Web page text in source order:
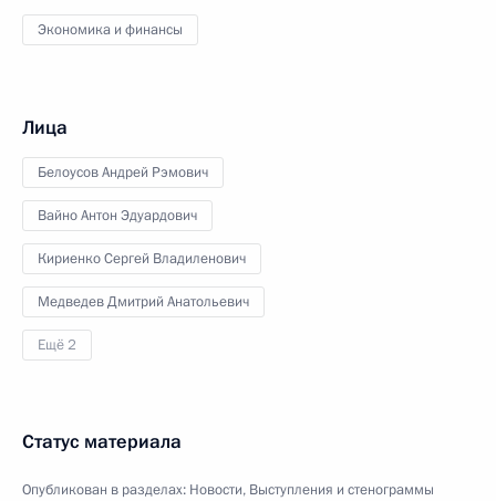
Экономика и финансы
Лица
Белоусов Андрей Рэмович
Вайно Антон Эдуардович
Кириенко Сергей Владиленович
Медведев Дмитрий Анатольевич
Ещё 2
Статус материала
Опубликован в разделах: Новости, Выступления и стенограммы